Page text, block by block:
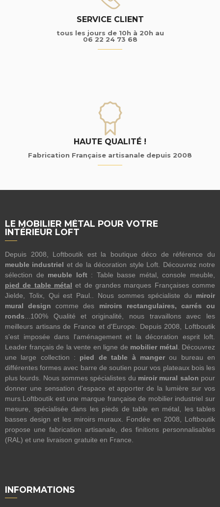
SERVICE CLIENT
tous les jours de 10h à 20h au
06 22 24 73 68
HAUTE QUALITÉ !
Fabrication Française artisanale depuis 2008
LE MOBILIER MÉTAL POUR VOTRE
INTÉRIEUR LOFT
Depuis 2008, Loftboutik est la boutique déco de référence du
meuble industriel et de la décoration style Loft. Découvrez notre
sélection de meuble loft: Table basse métal, console meuble,
pied de table métal et de grandes marques Françaises comme
Jielde, Tolix, Qui est Paul.. Nous sommes spécialiste du miroir
mural design comme des miroirs rectangulaires, carrés ou
ronds ...100% Qualité et originalité, nous travaillons avec les
meilleurs artisans de France et d'Europe. Depuis 2008, Loftboutik
s'est imposée dans l'aménagement et la décoration esprit loft.
Leader français de la vente en ligne de mobilier métal . Découvrez
une large collection : pied de table à mangerou bureau en
différentes formes avec barre de soutien pour vos plateaux bois les
plus lourds. Nous sommes spécialistes du miroir mural salon pour
donner une sensation d'espace et apporter de la lumière sur vos
murs.Loftboutik est une marque française de mobilier industriel sur
mesure, spécialisée dans les pieds de table en métal, les tables
basses design et les miroirs muraux. Fondée en 2008, Loftboutik
propose une fabrication artisanale, des finitions personnalisables
(RAL) et une livraison gratuite en France.
INFORMATIONS